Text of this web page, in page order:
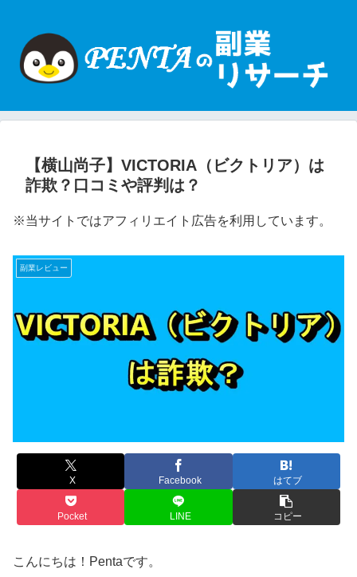
【横山尚子】VICTORIA（ビクトリア）は
詐欺？口コミや評判は？
※当サイトではアフィリエイト広告を利用しています。
副業レビュー
X Facebook はてブ
Pocket LINE コピー
こんにちは！Pentaです。